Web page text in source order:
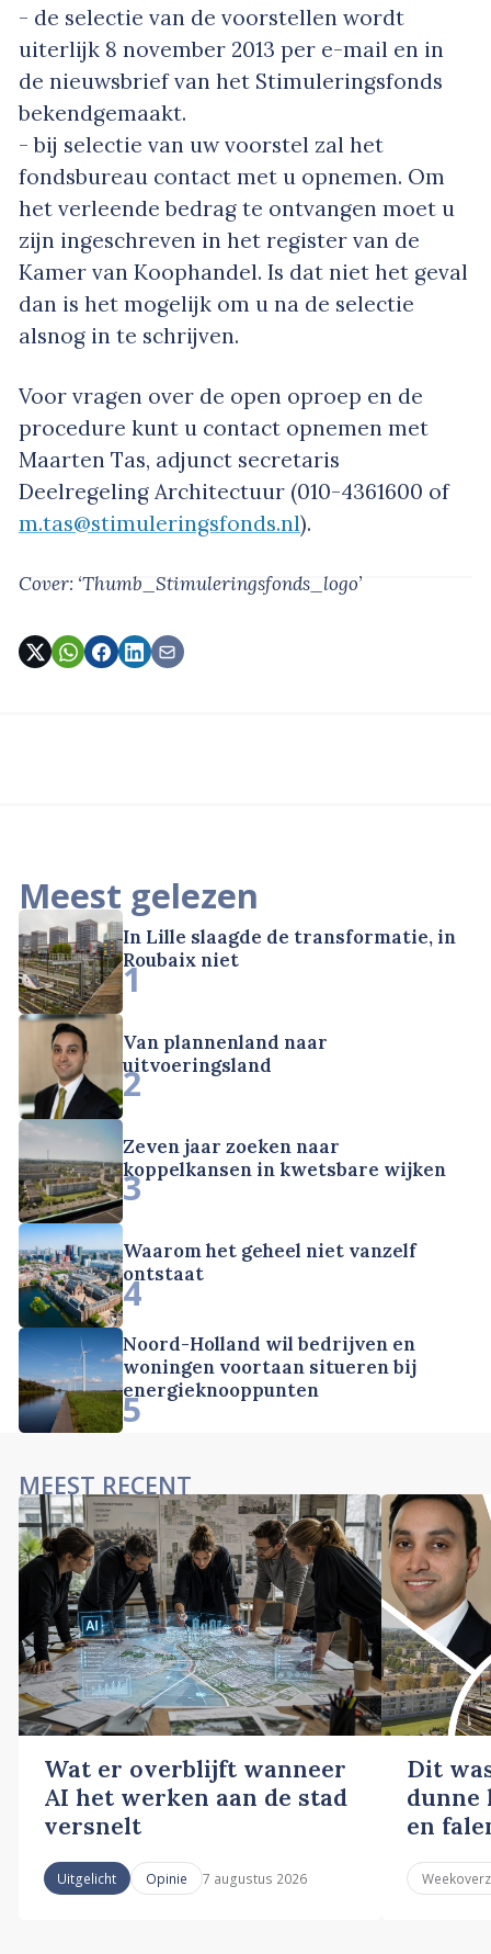
- de selectie van de voorstellen wordt
uiterlijk 8 november 2013 per e-mail en in
de nieuwsbrief van het Stimuleringsfonds
bekendgemaakt.
- bij selectie van uw voorstel zal het
fondsbureau contact met u opnemen. Om
het verleende bedrag te ontvangen moet u
zijn ingeschreven in het register van de
Kamer van Koophandel. Is dat niet het geval
dan is het mogelijk om u na de selectie
alsnog in te schrijven.
Voor vragen over de open oproep en de
procedure kunt u contact opnemen met
Maarten Tas, adjunct secretaris
Deelregeling Architectuur (010-4361600 of
m.tas@stimuleringsfonds.nl).
Cover: ‘Thumb_Stimuleringsfonds_logo’
Meest gelezen
In Lille slaagde de transformatie, in
Roubaix niet
1
Van plannenland naar
uitvoeringsland
2
Zeven jaar zoeken naar
koppelkansen in kwetsbare wijken
3
Waarom het geheel niet vanzelf
ontstaat
4
Noord-Holland wil bedrijven en
woningen voortaan situeren bij
energieknooppunten
5
MEEST RECENT
Wat er overblijft wanneer
AI het werken aan de stad
versnelt
Uitgelicht Opinie 7 augustus 2026
Dit
dunne
en